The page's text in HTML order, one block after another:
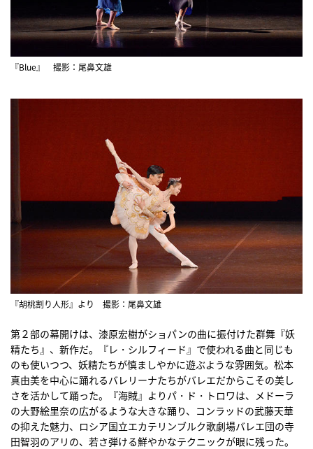
『Blue』 撮影：尾鼻文雄
『胡桃割り人形』より 撮影：尾鼻文雄
第２部の幕開けは、漆原宏樹がショパンの曲に振付けた群舞『妖
精たち』、新作だ。『レ・シルフィード』で使われる曲と同じも
のも使いつつ、妖精たちが慎ましやかに遊ぶような雰囲気。松本
真由美を中心に踊れるバレリーナたちがバレエだからこその美し
さを活かして踊った。『海賊』よりパ・ド・トロワは、メドーラ
の大野絵里奈の広がるような大きな踊り、コンラッドの武藤天華
の抑えた魅力、ロシア国立エカテリンブルク歌劇場バレエ団の寺
田智羽のアリの、若さ弾ける鮮やかなテクニックが眼に残った。